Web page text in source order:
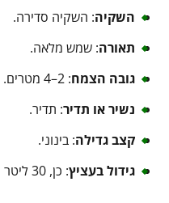
השקיה: השקיה סדירה.
תאורה: שמש מלאה.
גובה הצמח: 2–4 מטרים.
נשיר או תדיר: תדיר.
קצב גדילה: בינוני.
גידול בעציץ: כן, 30 ליטר ומעלה